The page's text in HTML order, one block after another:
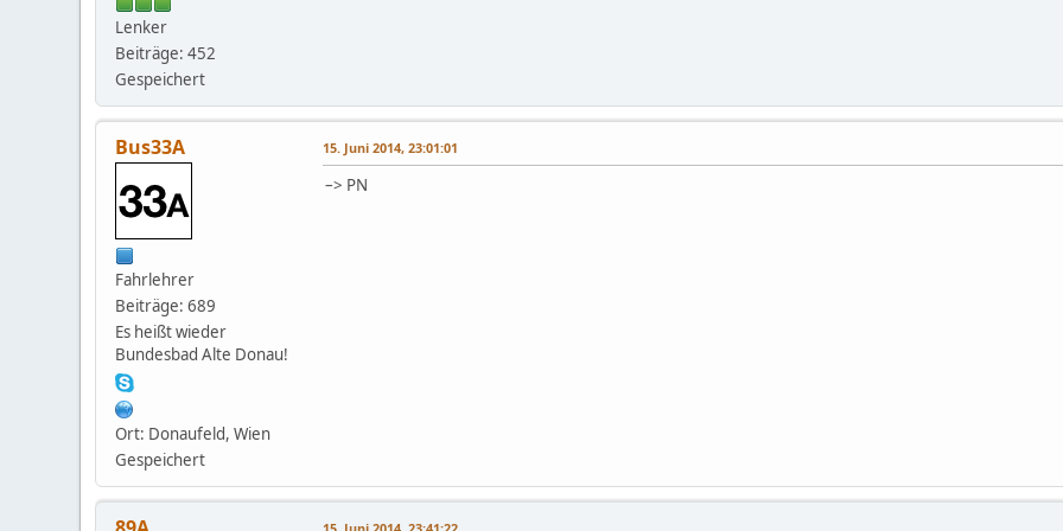
Lenker
Beiträge: 452
Gespeichert
Bus33A
Fahrlehrer
Beiträge: 689
Es heißt wieder
Bundesbad Alte Donau!
Ort: Donaufeld, Wien
Gespeichert
15. Juni 2014, 23:01:01
–> PN